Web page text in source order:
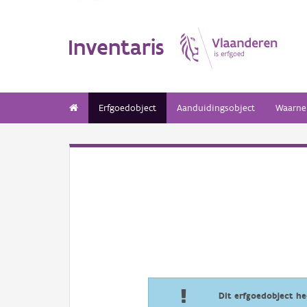
Inventaris
Erfgoedobject Aanduidingsobject
Dit erfgoedobject